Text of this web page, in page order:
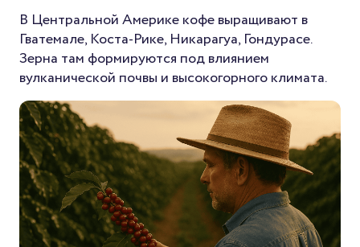
В Центральной Америке кофе выращивают в
Гватемале, Коста-Рике, Никарагуа, Гондурасе.
Зерна там формируются под влиянием
вулканической почвы и высокогорного климата.